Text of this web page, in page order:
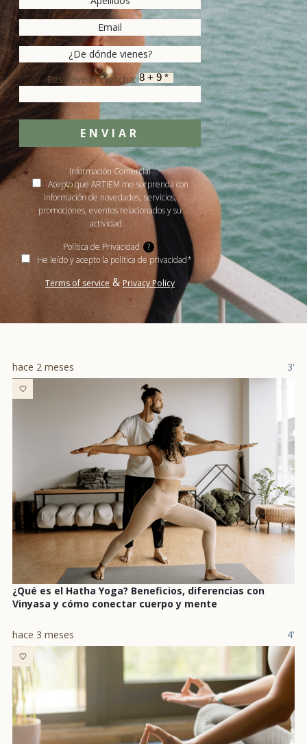
Resuelve el captcha:
ENVIAR
Información Comercial
Acepto que ARTIEM me sorprenda con
información de novedades, servicios,
promociones, eventos relacionados y su
actividad.
Política de Privacidad
?
He leído y acepto la política de privacidad*
Terms of service & Privacy Policy
hace 2 meses 3'
¿Qué es el Hatha Yoga? Beneficios, diferencias con
Vinyasa y cómo conectar cuerpo y mente
hace 3 meses 4'